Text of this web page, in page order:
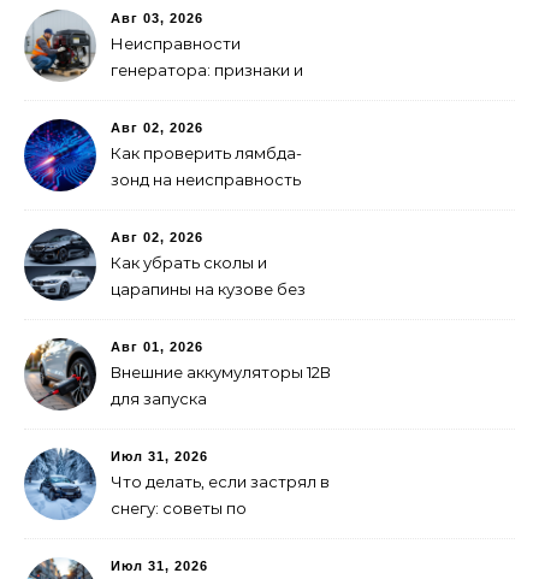
суппорты
Авг 03, 2026
Неисправности
генератора: признаки и
Авг 02, 2026
Как проверить лямбда-
зонд на неисправность
Авг 02, 2026
Как убрать сколы и
царапины на кузове без
Авг 01, 2026
Внешние аккумуляторы 12В
для запуска
выбрать
Июл 31, 2026
Что делать, если застрял в
снегу: советы по
Июл 31, 2026